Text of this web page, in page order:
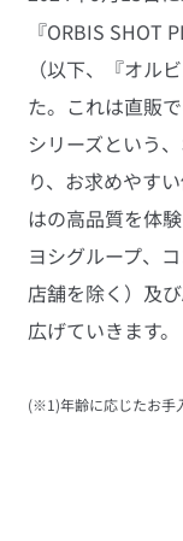
『ORBIS SHOT
（以下、『オル
た。これは直販
シリーズという
り、お求めやす
はの高品質を体
ヨシグループ、
店舗を除く）及
広げていきます。
(※1)年齢に応じたお手